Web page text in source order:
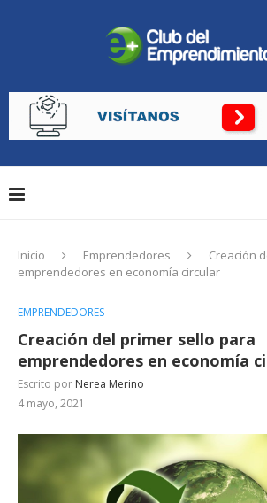
Inicio Emprendedores
Creación
emprendedores en economía circular
EMPRENDEDORES
Creación del primer sello para
emprendedores en economía
Escrito por Nerea Merino
4 mayo, 2021